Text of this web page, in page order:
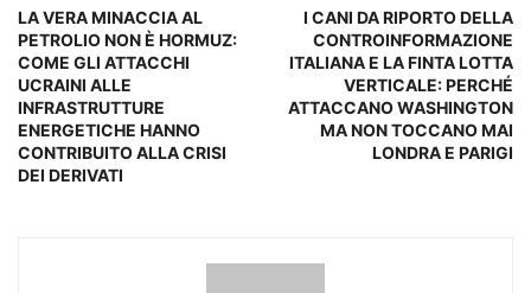
LA VERA MINACCIA AL
PETROLIO NON È HORMUZ:
COME GLI ATTACCHI
UCRAINI ALLE
INFRASTRUTTURE
ENERGETICHE HANNO
CONTRIBUITO ALLA CRISI
DEI DERIVATI
I CANI DA RIPORTO DELLA
CONTROINFORMAZIONE
ITALIANA E LA FINTA LOTTA
VERTICALE: PERCHÉ
ATTACCANO WASHINGTON
MA NON TOCCANO MAI
LONDRA E PARIGI